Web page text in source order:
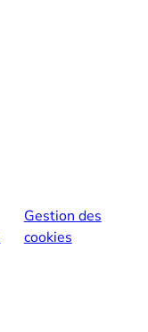
Gestion des
cookies